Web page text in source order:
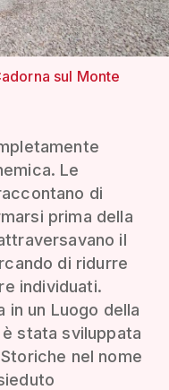
sul Monte
Le
di
prima della
il
di ridurre
individuati.
in un Luogo della
stata sviluppata
nel nome